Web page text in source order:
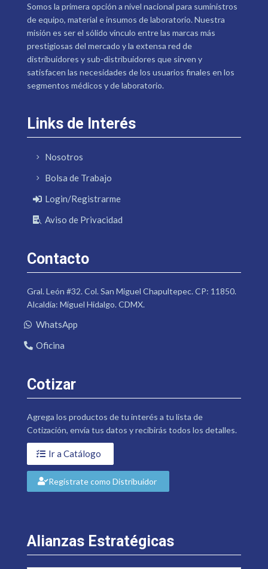
Somos la primera opción a nivel nacional para suministros
de equipo, material e insumos de laboratorio. Nuestra
misión es ser el sólido vínculo entre las marcas más
prestigiosas del mercado y la extensa red de
distribuidores y sub-distribuidores que sirven y
satisfacen las necesidades de los usuarios finales en los
segmentos médicos y de laboratorio.
Links de Interés
Nosotros
Bolsa de Trabajo
Login/Registrarme
Aviso de Privacidad
Contacto
Gral. León #32. Col. San Miguel Chapultepec. CP: 11850.
Alcaldía: Miguel Hidalgo. CDMX.
WhatsApp
Oficina
Cotizar
Agrega los productos de tu interés a tu lista de
Cotización, envía tus datos y recibirás todos los detalles.
Ir a Catálogo
Regístrate como Distribuidor
Alianzas Estratégicas